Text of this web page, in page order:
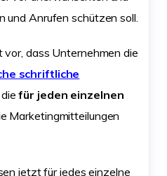
und Anrufen schützen soll.
dass Unternehmen die
schriftliche
diefür jeden einzelnen
Marketingmitteilungen
jetzt für jedes einzelne